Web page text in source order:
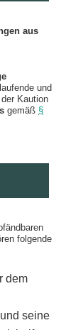
aus
und
Kaution
gemäß §
folgende
dem
seine